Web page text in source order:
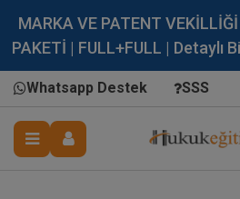
MARKA VE PATENT
PAKETİ | FULL+FULL | Detaylı
Whatsapp Destek SSS